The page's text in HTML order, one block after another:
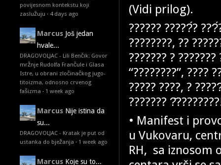
povijesnom kontekstu koji
zaslužuju · 4 days ago
Marcus Još jedan
hvale...
DRAGOVOLJAC - Lili Benčik: Govor
mržnje Rudolfa Frančule i Glasa
Istre, u obrani zločinačkog jugo-
titoizma, odnosno crvenog
fašizma · 1 week ago
Marcus Nije istina da
su...
DRAGOVOLJAC - Kratak je put od
ustanka do bježanja · 1 week ago
Marcus Koje su to...
(Vidi prilog).
?????? ?????́?
????????, ??
??????? ? ???????
“????????”, ????
????? ????, ?
???????
• Manifest i
u Vukovaru,
RH, sa iznosom